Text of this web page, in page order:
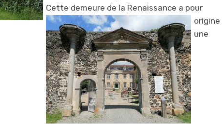
Cette demeure de la Renaissance a pour
origine
une